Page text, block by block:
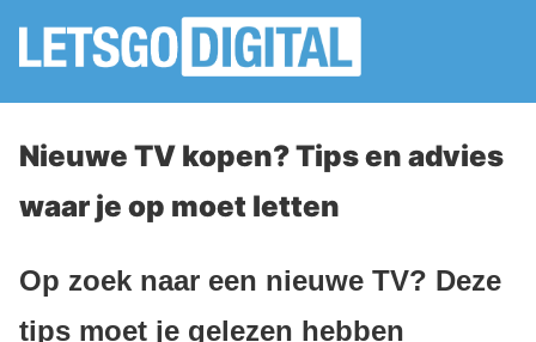
Nieuwe TV kopen? Tips en advies
waar je op moet letten
Op zoek naar een nieuwe TV? Deze
tips moet je gelezen hebben